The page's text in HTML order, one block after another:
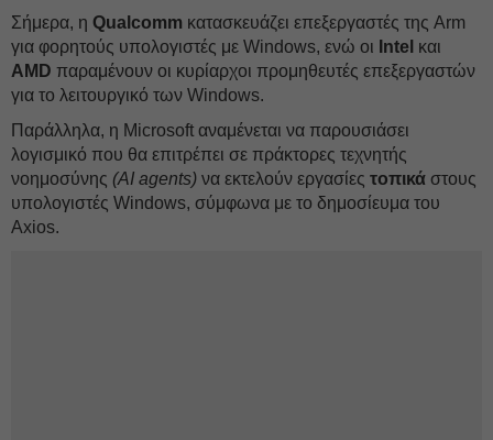
Σήμερα, η Qualcomm κατασκευάζει επεξεργαστές της Arm
για φορητούς υπολογιστές με Windows, ενώ οι Intel και
AMD παραμένουν οι κυρίαρχοι προμηθευτές επεξεργαστών
για το λειτουργικό των Windows.
Παράλληλα, η Microsoft αναμένεται να παρουσιάσει
λογισμικό που θα επιτρέπει σε πράκτορες τεχνητής
νοημοσύνης (AI agents) να εκτελούν εργασίες τοπικά στους
υπολογιστές Windows, σύμφωνα με το δημοσίευμα του
Axios.